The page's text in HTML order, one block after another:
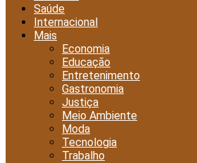
Saúde
Internacional
Mais
Economia
Educação
Entretenimento
Gastronomia
Justiça
Meio Ambiente
Moda
Tecnologia
Trabalho